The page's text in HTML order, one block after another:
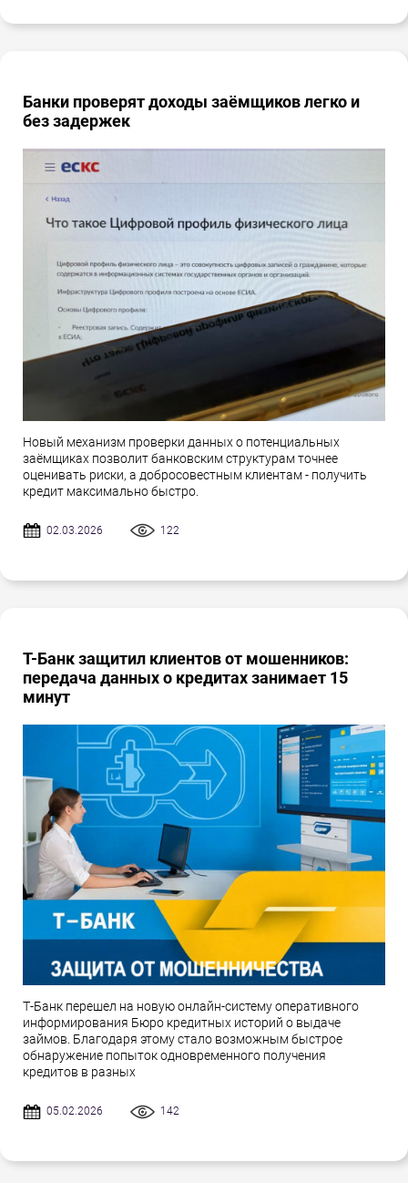
Банки проверят доходы заёмщиков легко и
без задержек
Новый механизм проверки данных о потенциальных
заёмщиках позволит банковским структурам точнее
оценивать риски, а добросовестным клиентам - получить
кредит максимально быстро.
02.03.2026 122
Т-Банк защитил клиентов от мошенников:
передача данных о кредитах занимает 15
минут
Т-Банк перешел на новую онлайн-систему оперативного
информирования Бюро кредитных историй о выдаче
займов. Благодаря этому стало возможным быстрое
обнаружение попыток одновременного получения
кредитов в разных
05.02.2026 142